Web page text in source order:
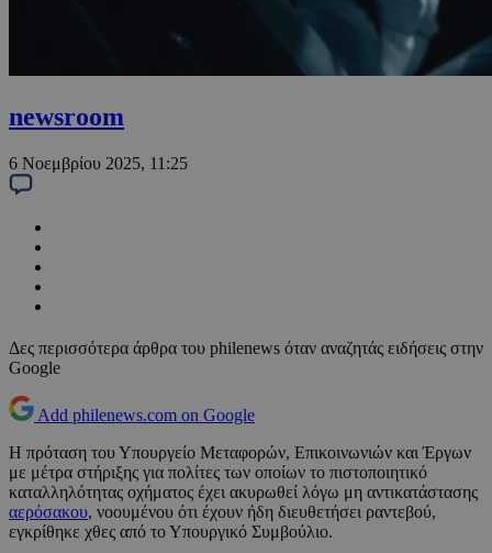
newsroom
6 Νοεμβρίου 2025, 11:25
Δες περισσότερα άρθρα του philenews όταν αναζητάς ειδήσεις στην
Google
Add philenews.com on Google
Η πρόταση του Υπουργείο Μεταφορών, Επικοινωνιών και Έργων
με μέτρα στήριξης για πολίτες των οποίων το πιστοποιητικό
καταλληλότητας οχήματος έχει ακυρωθεί λόγω μη αντικατάστασης
αερόσακου, νοουμένου ότι έχουν ήδη διευθετήσει ραντεβού,
εγκρίθηκε χθες από το Υπουργικό Συμβούλιο.